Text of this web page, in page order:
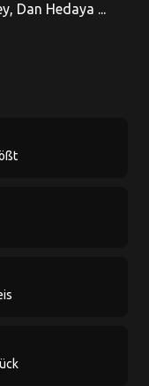
Dan Hedaya ...